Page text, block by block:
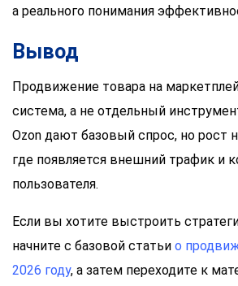
а реального понимания
Вывод
Продвижение товара на
система, а не отдельный
Ozon дают базовый спрос, но рост
где появляется внешний трафик и
пользователя.
Если вы хотите выстроить
начните с базовой статьи о
2026 году, а затем переходите к